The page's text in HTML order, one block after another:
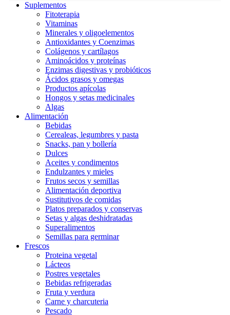
Suplementos
Fitoterapia
Vitaminas
Minerales y oligoelementos
Antioxidantes y Coenzimas
Colágenos y cartílagos
Aminoácidos y proteínas
Enzimas digestivas y probióticos
Ácidos grasos y omegas
Productos apícolas
Hongos y setas medicinales
Algas
Alimentación
Bebidas
Cerealeas, legumbres y pasta
Snacks, pan y bollería
Dulces
Aceites y condimentos
Endulzantes y mieles
Frutos secos y semillas
Alimentación deportiva
Sustitutivos de comidas
Platos preparados y conservas
Setas y algas deshidratadas
Superalimentos
Semillas para germinar
Frescos
Proteina vegetal
Lácteos
Postres vegetales
Bebidas refrigeradas
Fruta y verdura
Carne y charcuteria
Pescado